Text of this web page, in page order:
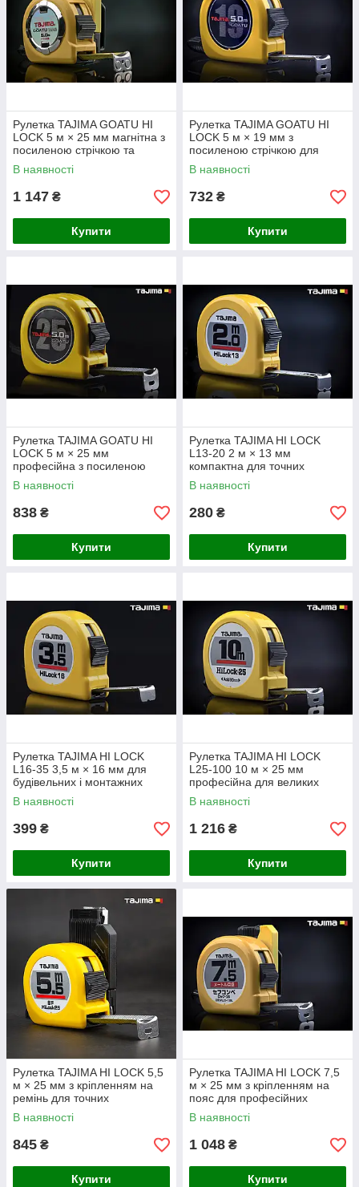
Рулетка TAJIMA GOATU HI
LOCK 5 м × 25 мм магнітна з
посиленою стрічкою та
кріпленням на пояс
В наявності
1 147 ₴
Купити
Рулетка TAJIMA GOATU HI
LOCK 5 м × 19 мм з
посиленою стрічкою для
будівельних робіт
В наявності
732 ₴
Купити
Рулетка TAJIMA GOATU HI
LOCK 5 м × 25 мм
професійна з посиленою
стрічкою
В наявності
838 ₴
Купити
Рулетка TAJIMA HI LOCK
L13-20 2 м × 13 мм
компактна для точних
вимірювань
В наявності
280 ₴
Купити
Рулетка TAJIMA HI LOCK
L16-35 3,5 м × 16 мм для
будівельних і монтажних
робіт
В наявності
399 ₴
Купити
Рулетка TAJIMA HI LOCK
L25-100 10 м × 25 мм
професійна для великих
вимірювань
В наявності
1 216 ₴
Купити
Рулетка TAJIMA HI LOCK 5,5
м × 25 мм з кріпленням на
ремінь для точних
будівельних вимірювань
В наявності
845 ₴
Купити
Рулетка TAJIMA HI LOCK 7,5
м × 25 мм з кріпленням на
пояс для професійних
вимірювань
В наявності
1 048 ₴
Купити